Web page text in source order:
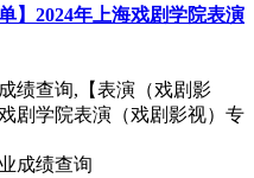
】2024年上海戏剧学院表演
绩查询,【表演（戏剧影
剧学院表演（戏剧影视）专